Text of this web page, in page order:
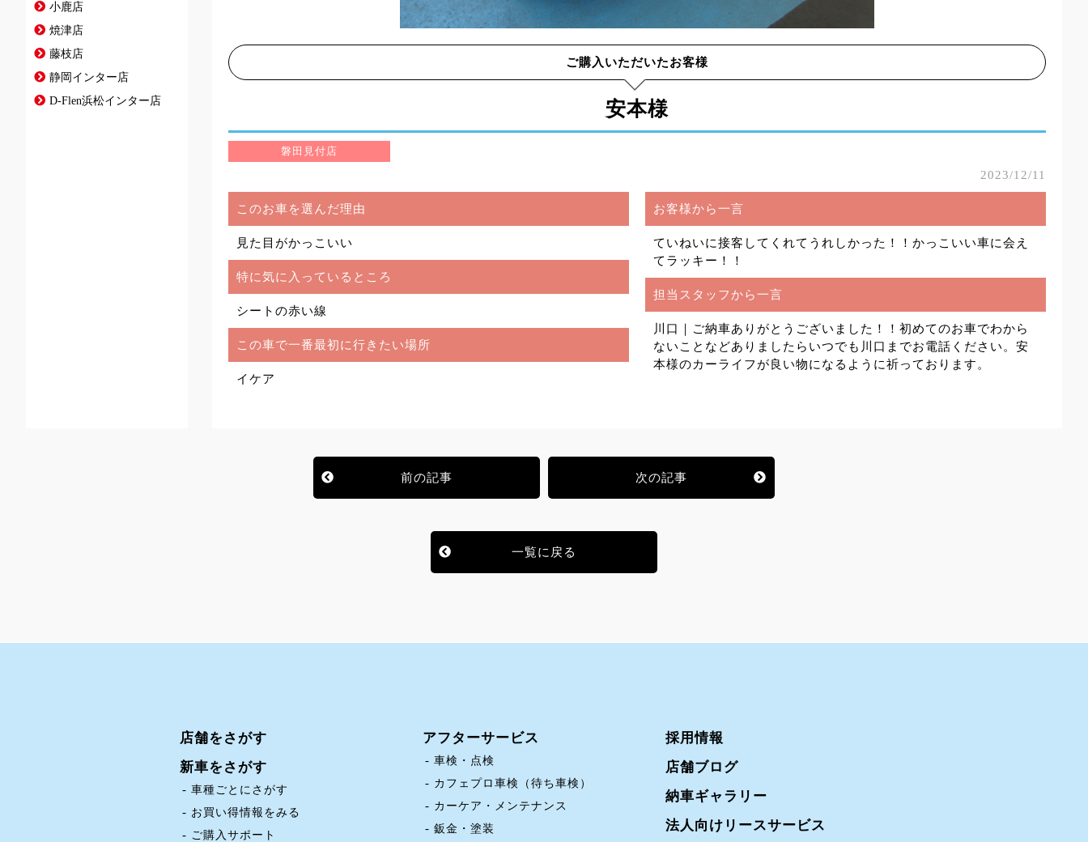
小鹿店
焼津店
藤枝店
静岡インター店
D-Flen浜松インター店
ご購入いただいたお客様
安本様
磐田見付店
2023/12/11
このお車を選んだ理由
見た目がかっこいい
特に気に入っているところ
シートの赤い線
この車で一番最初に行きたい場所
イケア
お客様から一言
ていねいに接客してくれてうれしかった！！かっこいい車に会え
てラッキー！！
担当スタッフから一言
川口｜ご納車ありがとうございました！！初めてのお車でわから
ないことなどありましたらいつでも川口までお電話ください。安
本様のカーライフが良い物になるように祈っております。
前の記事 次の記事
一覧に戻る
店舗をさがす
新車をさがす
車種ごとにさがす
お買い得情報をみる
ご購入サポート
アフターサービス
車検・点検
カフェプロ車検（待ち車検）
カーケア・メンテナンス
鈑金・塗装
採用情報
店舗ブログ
納車ギャラリー
法人向けリースサービス